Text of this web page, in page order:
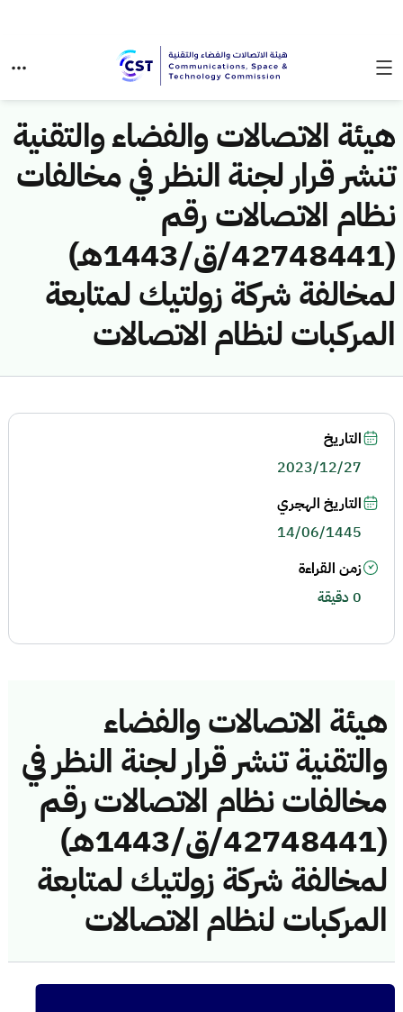
هيئة الاتصالات والفضاء والتقنية
تنشر قرار لجنة النظر في مخالفات
نظام الاتصالات رقم
(42748441/ق/1443هـ)
لمخالفة شركة زولتيك لمتابعة
المركبات لنظام الاتصالات
هيئة الاتصالات والفضاء
والتقنية تنشر قرار لجنة النظر في
مخالفات نظام الاتصالات رقم
(42748441/ق/1443هـ)
لمخالفة شركة زولتيك لمتابعة
المركبات لنظام الاتصالات
التاريخ
2023/12/27
التاريخ الهجري
14/06/1445
زمن القراءة
0 دقيقة